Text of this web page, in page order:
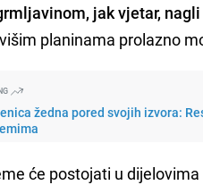
jak vjetar,
planinama prolazno
žedna pored svojih izvora:
će postojati u